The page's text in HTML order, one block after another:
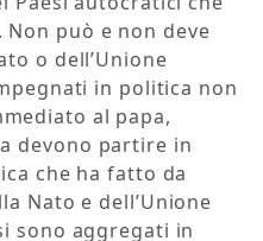
può e non deve
o dell’Unione
in politica non
al papa,
devono partire in
che ha fatto da
Nato e dell’Unione
sono aggregati in